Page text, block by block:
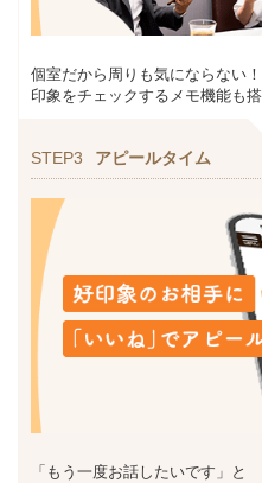
個室だから周りも気にならない！
印象をチェックするメモ機能も搭
STEP3 アピールタイム
「もう一度お話したいです」と